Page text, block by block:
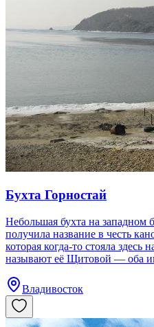
Бухта Горностай
Небольшая бухта на западном
получила название в честь
которая когда-то стояла здесь
называют её Щитовой — оба
Владивосток